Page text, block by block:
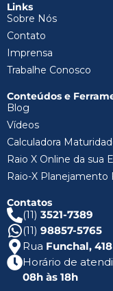
Links
Sobre Nós
Contato
Imprensa
Trabalhe Conosco
Conteúdos e
Blog
Vídeos
Calculadora
Raio X Online da sua
Raio-X Planejamento
Contatos
(11) 3521-7389
(11) 98857-5765
Rua Funchal,
Horário de
08h às 18h